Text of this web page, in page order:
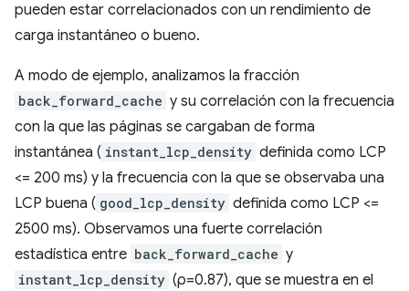
pueden estar correlacionados con un rendimiento de
carga instantáneo o bueno.
A modo de ejemplo, analizamos la fracción
back_forward_cache y su correlación con la frecuencia
con la que las páginas se cargaban de forma
instantánea ( instant_lcp_density definida como LCP
<= 200 ms) y la frecuencia con la que se observaba una
LCP buena ( good_lcp_density definida como LCP <=
2500 ms). Observamos una fuerte correlación
estadística entre back_forward_cache y
instant_lcp_density (ρ=0.87), que se muestra en el